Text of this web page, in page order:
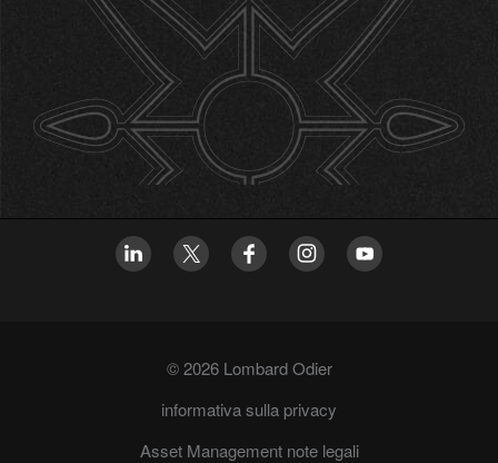
© 2026 Lombard Odier
informativa sulla privacy
Asset Management note legali